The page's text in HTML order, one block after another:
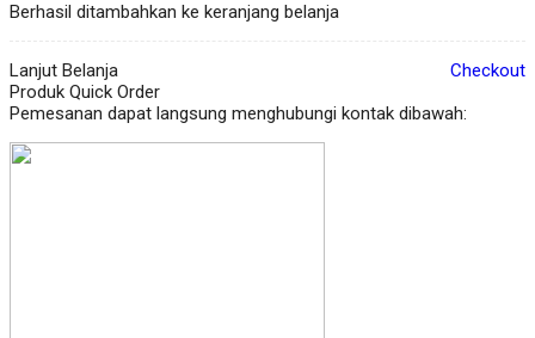
Berhasil ditambahkan ke keranjang belanja
Lanjut Belanja
Checkout
Produk Quick Order
Pemesanan dapat langsung menghubungi kontak dibawah: